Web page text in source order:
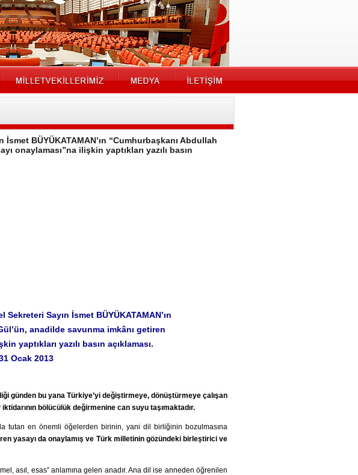
BÜYÜKATAMAN’ın “Cumhurbaşkanı Abdullah
onaylaması”na ilişkin yaptıkları yazılı basın
Sayın İsmet BÜYÜKATAMAN’ın
anadilde savunma imkânı getiren
yaptıkları yazılı basın açıklaması.
Ocak 2013
günden bu yana Türkiye’yi değiştirmeye, dönüştürmeye çalışan
bölücülük değirmenine can suyu taşımaktadır.
tutan en önemli öğelerden birinin, yani dil birliğinin bozulmasına
yasayı da onaylamış ve Türk milletinin gözündeki birleştirici ve
asıl, esas” anlamına gelen anadır. Ana dil ise anneden öğrenilen